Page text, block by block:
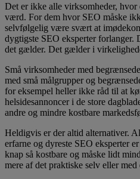
Det er ikke alle virksomheder,
værd. For dem hvor SEO måske
selvfølgelig være svært at
dygtigste SEO eksperter
det gælder. Det gælder i
Små virksomheder med
med små målgrupper og
for eksempel heller ikke råd til at
helsidesannoncer i de store
andre og mindre kostbare
Heldigvis er der altid alternativer.
erfarne og dyreste SEO eksperter
knap så kostbare og måske lidt
mere af det praktiske selv eller med